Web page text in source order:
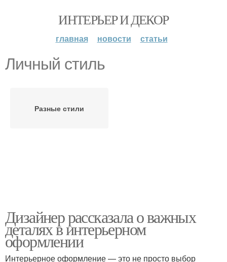
ИНТЕРЬЕР И ДЕКОР
главная новости статьи
Личный стиль
Разные стили
Дизайнер рассказала о важных
деталях в интерьерном
оформлении
Интерьерное оформление — это не просто выбор